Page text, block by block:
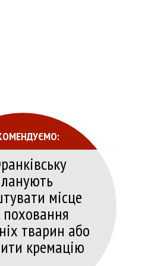
місце
тварин або
кремацію